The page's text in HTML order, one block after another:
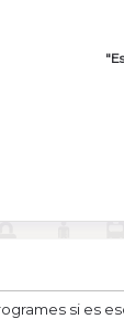
si es